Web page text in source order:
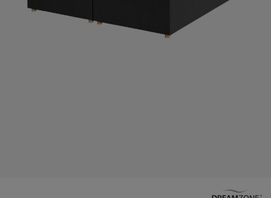
en accessoires